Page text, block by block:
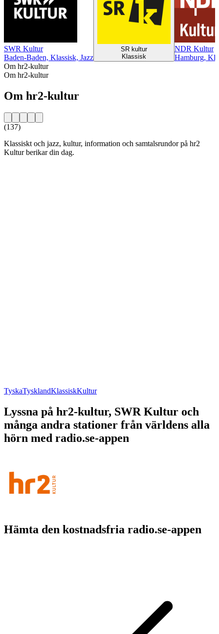
SWR Kultur
Baden-Baden, Klassisk, Jazz
SR kultur
Klassisk
NDR Kultur
Hamburg,
Om hr2-kultur
Om hr2-kultur
Om hr2-kultur
(137)
Klassiskt och jazz, kultur, information och samtalsrundor på hr2
Kultur berikar din dag.
TyskaTysklandKlassiskKultur
Lyssna på hr2-kultur, SWR Kultur och
många andra stationer från världens alla
hörn med radio.se-appen
Hämta den kostnadsfria radio.se-appen